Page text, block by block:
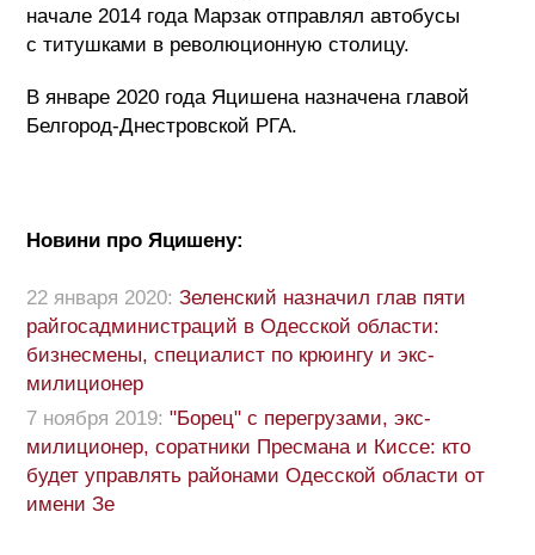
начале 2014 года Марзак отправлял автобусы
с титушками в революционную столицу.
В январе 2020 года Яцишена назначена главой
Белгород-Днестровской РГА.
Новини про Яцишену:
22 января 2020: Зеленский назначил глав пяти
райгосадминистраций в Одесской области:
бизнесмены, специалист по крюингу и экс-
милиционер
7 ноября 2019: "Борец" с перегрузами, экс-
милиционер, соратники Пресмана и Киссе: кто
будет управлять районами Одесской области от
имени Зе